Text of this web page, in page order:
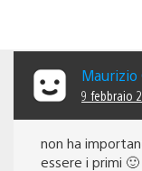
9 febbraio
non ha
essere i primi 🙂